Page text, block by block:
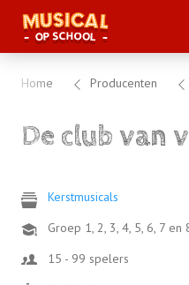
Home Producenten
De club van
Kerstmusicals
Groep 1, 2, 3, 4, 5, 6, 7 en
15 - 99 spelers